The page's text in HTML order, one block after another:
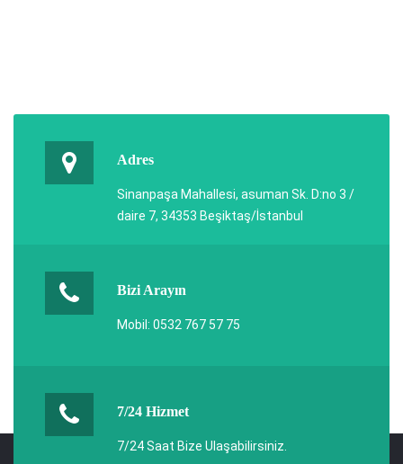
Adres
Sinanpaşa Mahallesi, asuman Sk. D:no 3 /
daire 7, 34353 Beşiktaş/İstanbul
Bizi Arayın
Mobil: 0532 767 57 75
7/24 Hizmet
7/24 Saat Bize Ulaşabilirsiniz.